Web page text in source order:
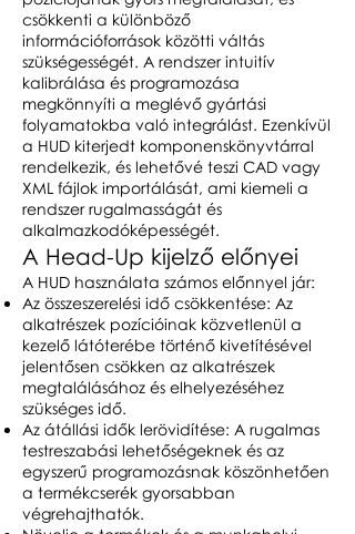
csökkenti a különböző
információforrások közötti váltás
szükségességét. A rendszer intuitív
kalibrálása és programozása
megkönnyíti a meglévő gyártási
folyamatokba való integrálást. Ezenkívül
a HUD kiterjedt komponenskönyvtárral
rendelkezik, és lehetővé teszi CAD vagy
XML fájlok importálását, ami kiemeli a
rendszer rugalmasságát és
alkalmazkodóképességét.
A Head-Up kijelző előnyei
A HUD használata számos előnnyel jár:
Az összeszerelési idő csökkentése: Az
alkatrészek pozícióinak közvetlenül a
kezelő látóterébe történő kivetítésével
jelentősen csökken az alkatrészek
megtalálásához és elhelyezéséhez
szükséges idő.
Az átállási idők lerövidítése: A rugalmas
testreszabási lehetőségeknek és az
egyszerű programozásnak köszönhetően
a termékcserék gyorsabban
végrehajthatók.